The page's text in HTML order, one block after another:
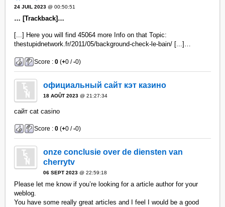
24 JUIL 2023 @ 00:50:51
… [Trackback]…
[...] Here you will find 45064 more Info on that Topic:
thestupidnetwork.fr/2011/05/background-check-le-bain/ [...]…
Score :0 (+0 /-0)
официальный сайт кэт казино
18 AOÛT 2023 @ 21:27:34
сайт cat casino
Score :0 (+0 /-0)
onze conclusie over de diensten van
cherrytv
06 SEPT 2023 @ 22:59:18
Please let me know if you’re looking for a article author for your
weblog.
You have some really great articles and I feel I would be a good